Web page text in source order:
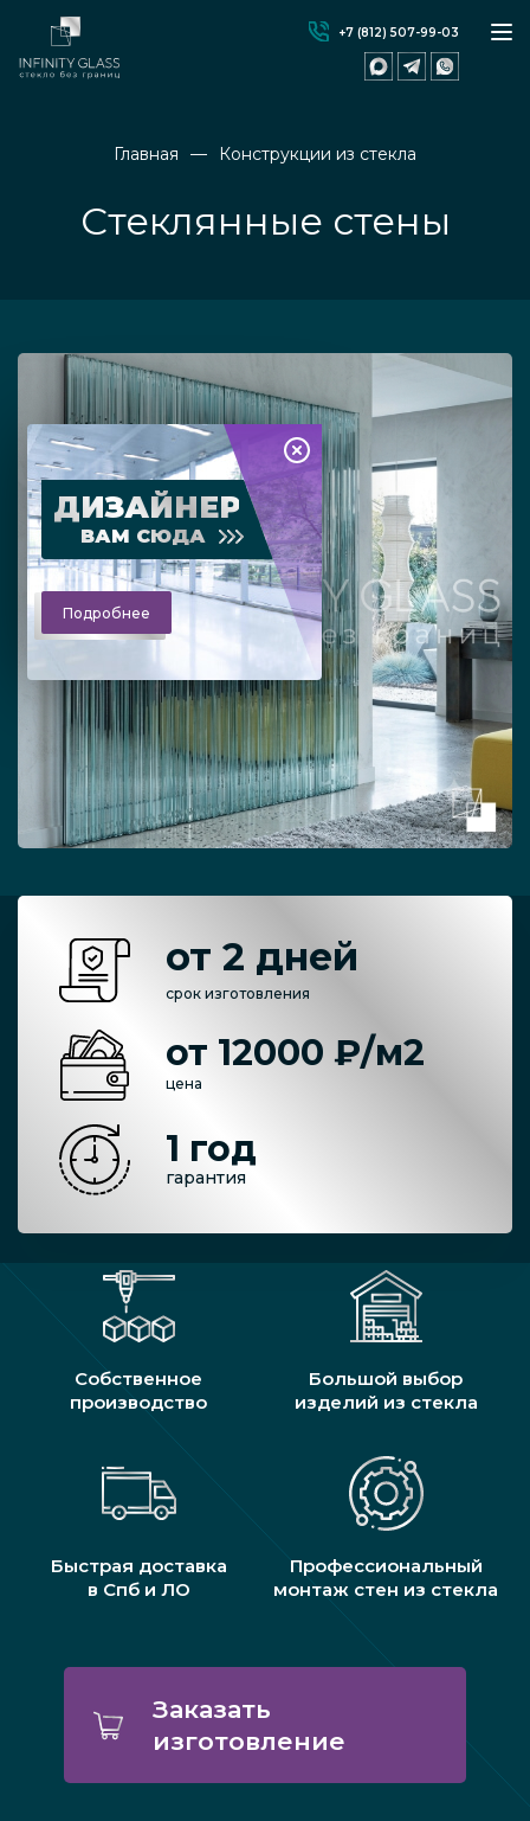
+7 (812) 507-99-03
Главная Конструкции из стекла
Стеклянные стены
ДИЗАЙНЕР
ВАМ СЮДА
Подробнее
от 2 дней
срок изготовления
от 12000 ₽/м2
цена
1 год
гарантия
Собственное
производство
Большой выбор
изделий из стекла
Быстрая доставка
в Спб и ЛО
Профессиональный
монтаж стен из стекла
Заказать
изготовление